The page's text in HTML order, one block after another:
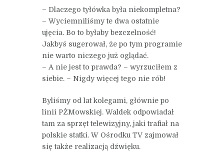
– Dlaczego tyłówka była niekompletna?
– Wyciemniliśmy te dwa ostatnie
ujęcia. Bo to byłaby bezczelność!
Jakbyś sugerował, że po tym programie
nie warto niczego już oglądać.
– A nie jest to prawda? – wyrzuciłem z
siebie. – Nigdy więcej tego nie rób!
Byliśmy od lat kolegami, głównie po
linii PŻMowskiej. Waldek odpowiadał
tam za sprzęt telewizyjny, jaki trafiał na
polskie statki. W Ośrodku TV zajmował
się także realizacją dźwięku.